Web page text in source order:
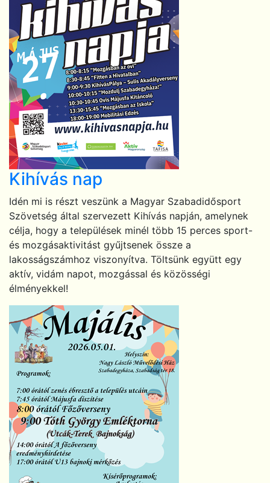
Kihívás nap
Idén mi is részt veszünk a Magyar Szabadidősport
Szövetség által szervezett Kihívás napján, amelynek
célja, hogy a települések minél több 15 perces sport-
és mozgásaktivitást gyűjtsenek össze a
lakosságszámhoz viszonyítva. Töltsünk együtt egy
aktív, vidám napot, mozgással és közösségi
élményekkel!